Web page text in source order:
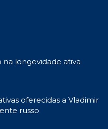
longevidade ativa
oferecidas a Vladimir
russo